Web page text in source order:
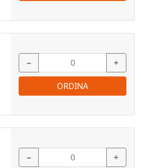
− +
ORDINA
− +